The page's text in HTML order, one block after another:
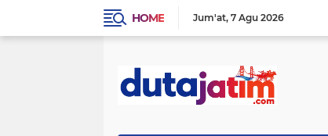
HOME Jum'at 7 Agu 2026